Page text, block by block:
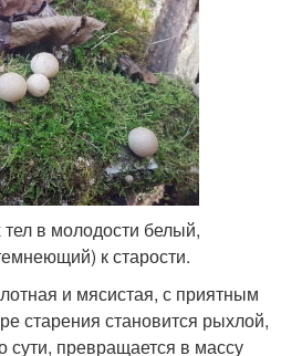
в молодости белый,
к старости.
и мясистая, с приятным
старения становится рыхлой,
превращается в массу